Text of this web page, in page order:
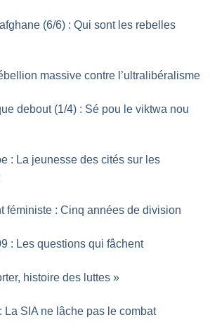
afghane (6/6) : Qui sont les rebelles
massive contre l’ultralibéralisme
debout (1/4) : Sé pou le viktwa nou
: La jeunesse des cités sur les
féministe : Cinq années de division
: Les questions qui fâchent
histoire des luttes »
La SIA ne lâche pas le combat